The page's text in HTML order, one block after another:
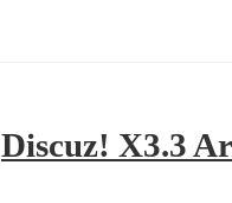
Discuz! X3.3